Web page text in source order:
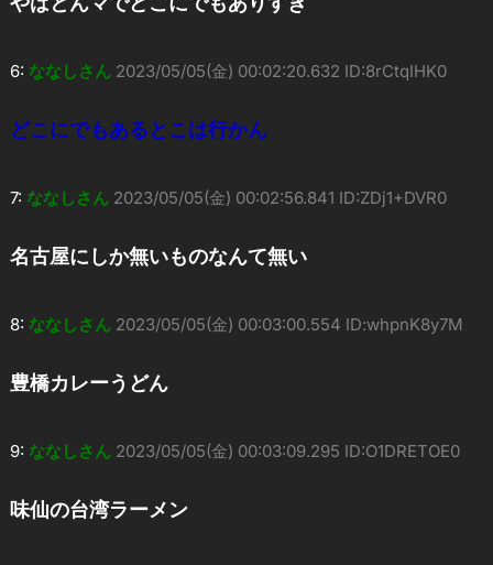
6: ななしさん 2023/05/05(金) 00:02:20.632 ID:8rCtqIHK0
どこにでもあるとこは行かん
7: ななしさん 2023/05/05(金) 00:02:56.841 ID:ZDj1+DVR0
名古屋にしか無いものなんて無い
8: ななしさん 2023/05/05(金) 00:03:00.554 ID:whpnK8y7M
豊橋カレーうどん
9: ななしさん 2023/05/05(金) 00:03:09.295 ID:O1DRETOE0
味仙の台湾ラーメン